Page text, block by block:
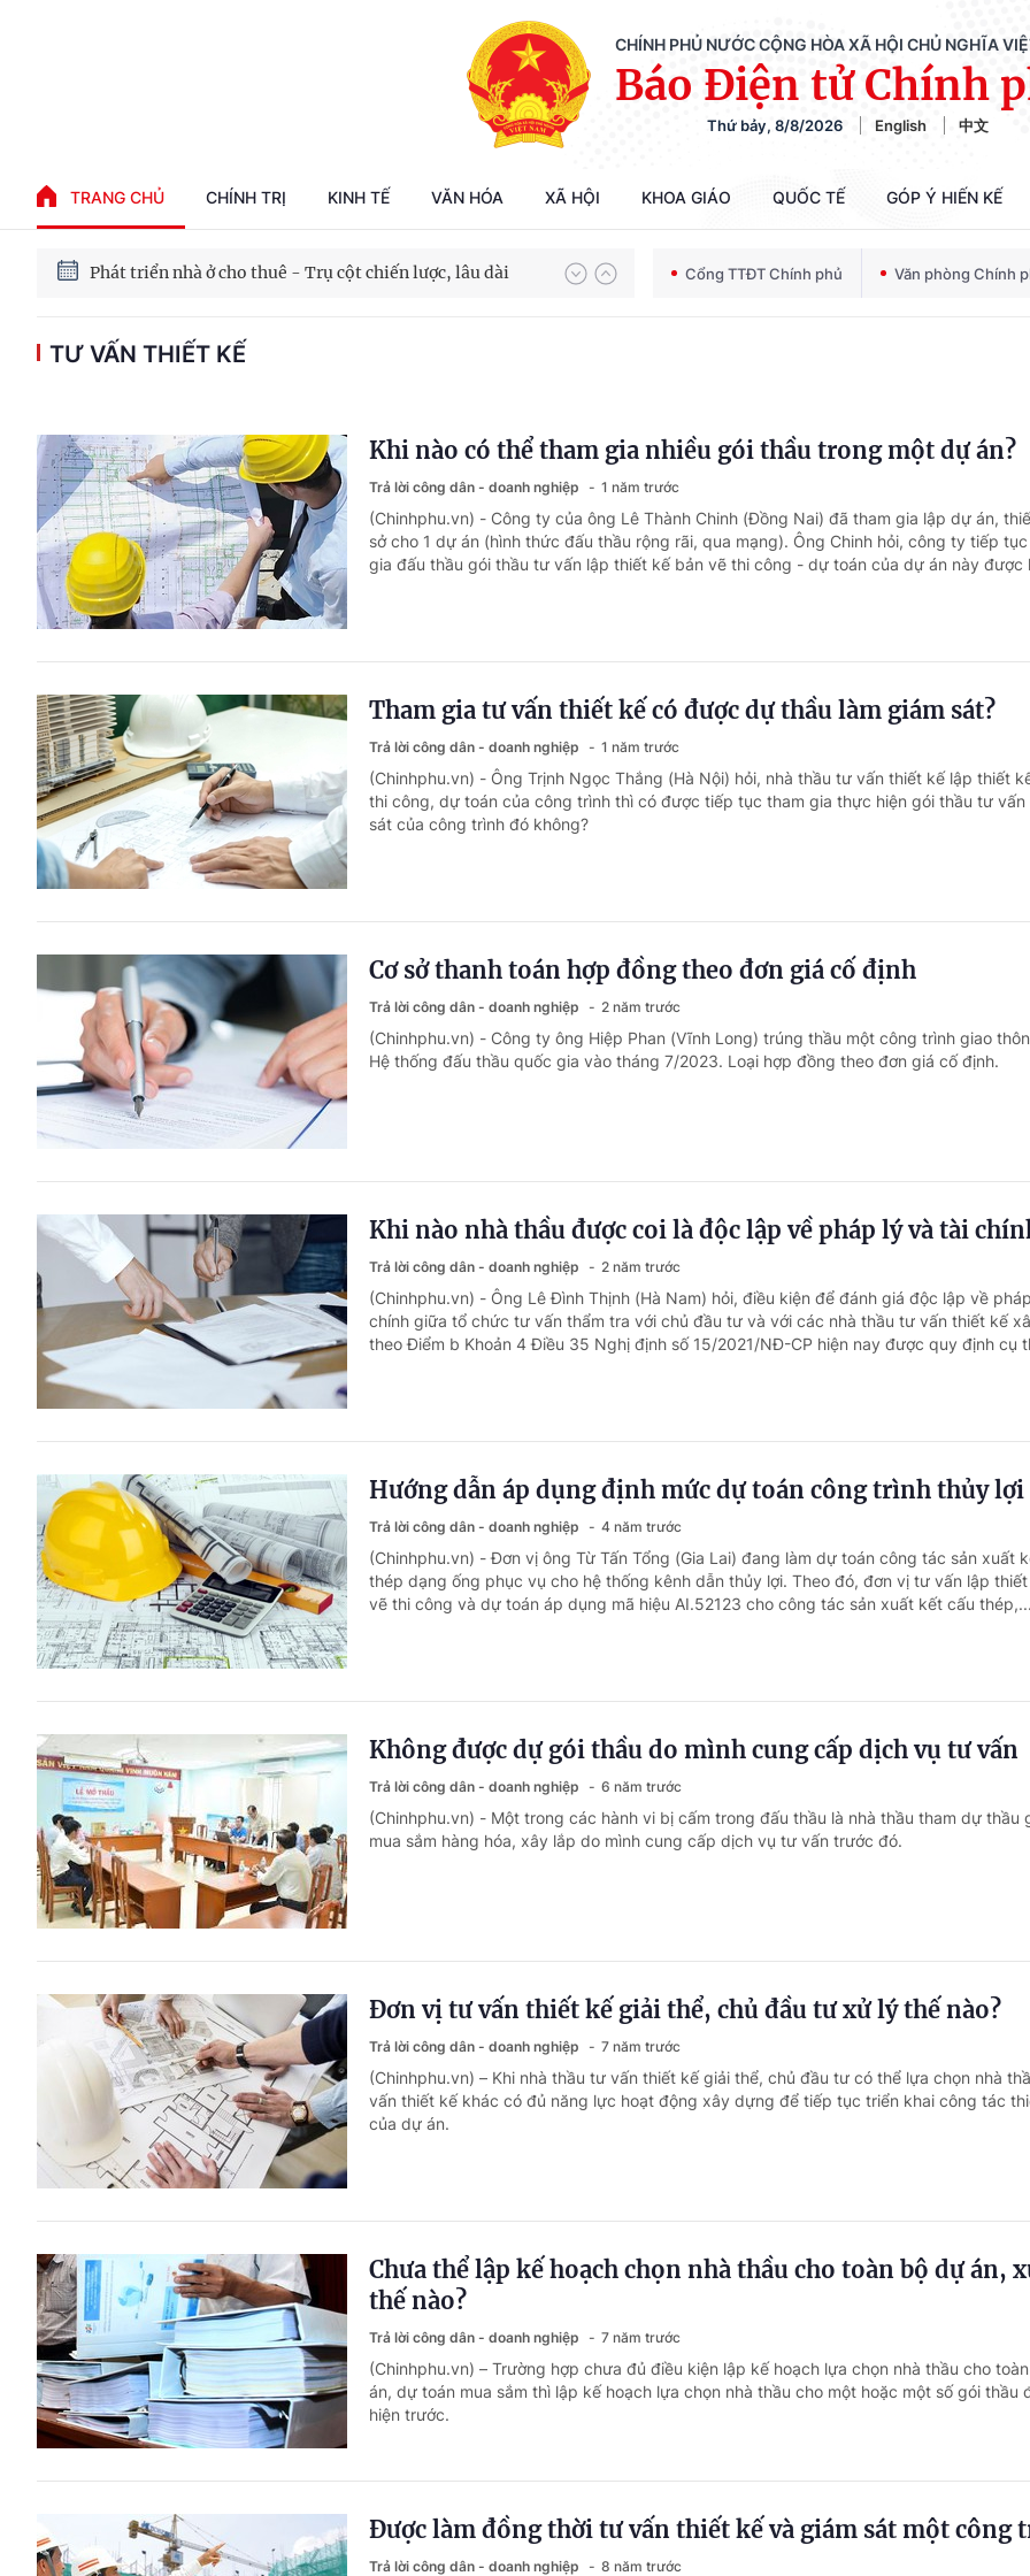
CHÍNH PHỦ NƯỚC CỘNG HÒA XÃ HỘI CHỦ NGHĨA
Báo Điện tử Chính
Thứ bảy, 8/8/2026 English 中文
TRANG CHỦ CHÍNH TRỊ KINH TẾ VĂN HÓA XÃ HỘI KHOA GIÁO QUỐC TẾ GÓP Ý HIẾN KẾ
Phát triển kinh tế nhà nước trong kỷ nguyên mới
Chiến dịch 500 ngày đêm tìm kiếm, quy tập và xác định danh tính hài cốt liệt sĩ
Bảo vệ nền tảng tư tưởng của Đảng trong kỷ nguyên phát triển mới
Phát triển nhà ở cho thuê - Trụ cột chiến lược, lâu dài Cổng TTĐT Chính phủ Văn phòng Chính
TƯ VẤN THIẾT KẾ
Khi nào có thể tham gia nhiều gói thầu trong một dự án?
Trả lời công dân - doanh nghiệp 1 năm trước
(Chinhphu.vn) - Công ty của ông Lê Thành Chinh (Đồng Nai) đã tham gia lập dự án,
sở cho 1 dự án (hình thức đấu thầu rộng rãi, qua mạng). Ông Chinh hỏi, công ty tiếp
gia đấu thầu gói thầu tư vấn lập thiết kế bản vẽ thi công - dự toán của dự án này được
Tham gia tư vấn thiết kế có được dự thầu làm giám sát?
Trả lời công dân - doanh nghiệp 1 năm trước
(Chinhphu.vn) - Ông Trịnh Ngọc Thắng (Hà Nội) hỏi, nhà thầu tư vấn thiết kế lập thiết
thi công, dự toán của công trình thì có được tiếp tục tham gia thực hiện gói thầu tư vấn
sát của công trình đó không?
Cơ sở thanh toán hợp đồng theo đơn giá cố định
Trả lời công dân - doanh nghiệp 2 năm trước
(Chinhphu.vn) - Công ty ông Hiệp Phan (Vĩnh Long) trúng thầu một công trình giao
Hệ thống đấu thầu quốc gia vào tháng 7/2023. Loại hợp đồng theo đơn giá cố định.
Khi nào nhà thầu được coi là độc lập về pháp lý và tài
Trả lời công dân - doanh nghiệp 2 năm trước
(Chinhphu.vn) - Ông Lê Đình Thịnh (Hà Nam) hỏi, điều kiện để đánh giá độc lập về
chính giữa tổ chức tư vấn thẩm tra với chủ đầu tư và với các nhà thầu tư vấn thiết kế
theo Điểm b Khoản 4 Điều 35 Nghị định số 15/2021/NĐ-CP hiện nay được quy định cụ
Hướng dẫn áp dụng định mức dự toán công trình thủy lợi
Trả lời công dân - doanh nghiệp 4 năm trước
(Chinhphu.vn) - Đơn vị ông Từ Tấn Tổng (Gia Lai) đang làm dự toán công tác sản xuất
thép dạng ống phục vụ cho hệ thống kênh dẫn thủy lợi. Theo đó, đơn vị tư vấn lập
vẽ thi công và dự toán áp dụng mã hiệu AI.52123 cho công tác sản xuất kết cấu thép,...
Không được dự gói thầu do mình cung cấp dịch vụ tư vấn
Trả lời công dân - doanh nghiệp 6 năm trước
(Chinhphu.vn) - Một trong các hành vi bị cấm trong đấu thầu là nhà thầu tham dự thầu
mua sắm hàng hóa, xây lắp do mình cung cấp dịch vụ tư vấn trước đó.
Đơn vị tư vấn thiết kế giải thể, chủ đầu tư xử lý thế nào?
Trả lời công dân - doanh nghiệp 7 năm trước
(Chinhphu.vn) – Khi nhà thầu tư vấn thiết kế giải thể, chủ đầu tư có thể lựa chọn nhà
vấn thiết kế khác có đủ năng lực hoạt động xây dựng để tiếp tục triển khai công tác
của dự án.
Chưa thể lập kế hoạch chọn nhà thầu cho toàn bộ dự án,
thế nào?
Trả lời công dân - doanh nghiệp 7 năm trước
(Chinhphu.vn) – Trường hợp chưa đủ điều kiện lập kế hoạch lựa chọn nhà thầu cho
án, dự toán mua sắm thì lập kế hoạch lựa chọn nhà thầu cho một hoặc một số gói thầu
hiện trước.
Được làm đồng thời tư vấn thiết kế và giám sát một công
Trả lời công dân - doanh nghiệp 8 năm trước